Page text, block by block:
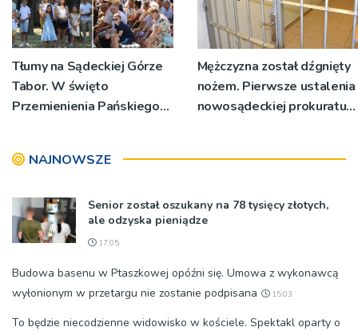
Tłumy na Sądeckiej Górze
Tabor. W święto
Przemienienia Pańskiego
[ZDJĘCIA]
Mężczyzna został dźgnięty
nożem. Pierwsze ustalenia
nowosądeckiej prokuratury
NAJNOWSZE
Senior został oszukany na 78 tysięcy złotych,
ale odzyska pieniądze
17:05
Budowa basenu w Ptaszkowej opóźni się. Umowa z wykonawcą
wyłonionym w przetargu nie zostanie podpisana
15:03
To będzie niecodzienne widowisko w kościele. Spektakl oparty o